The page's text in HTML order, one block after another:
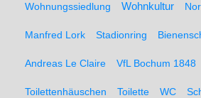
Wohnungssiedlung Wohnkultur
Manfred Lork Stadionring
Andreas Le Claire VfL Bochum 1848
Toilettenhäuschen Toilette WC